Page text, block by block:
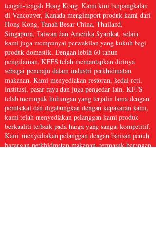
tengah-tengah Hong Kong. Kami kini berpangkalan
di Vancouver, Kanada mengimport produk kami dari
Hong Kong, Tanah Besar China, Thailand,
Singapura, Taiwan dan Amerika Syarikat, selain
kami juga mempunyai perwakilan yang kukuh bagi
produk domestik. Dengan lebih 60 tahun
pengalaman, KFFS telah memantapkan dirinya
sebagai peneraju dalam industri perkhidmatan
makanan. Kami menyediakan restoran, kedai roti,
institusi, pasar raya dan juga pengedar lain. KFFS
telah memupuk hubungan yang terjalin lama dengan
pembekal dan digabungkan dengan kepakaran kami,
kami telah menyediakan pelanggan kami produk
berkualiti terbaik pada harga yang sangat kompetitif.
Kami menyediakan pelanggan dengan barisan penuh
barangan perkhidmatan makanan, termasuk barangan